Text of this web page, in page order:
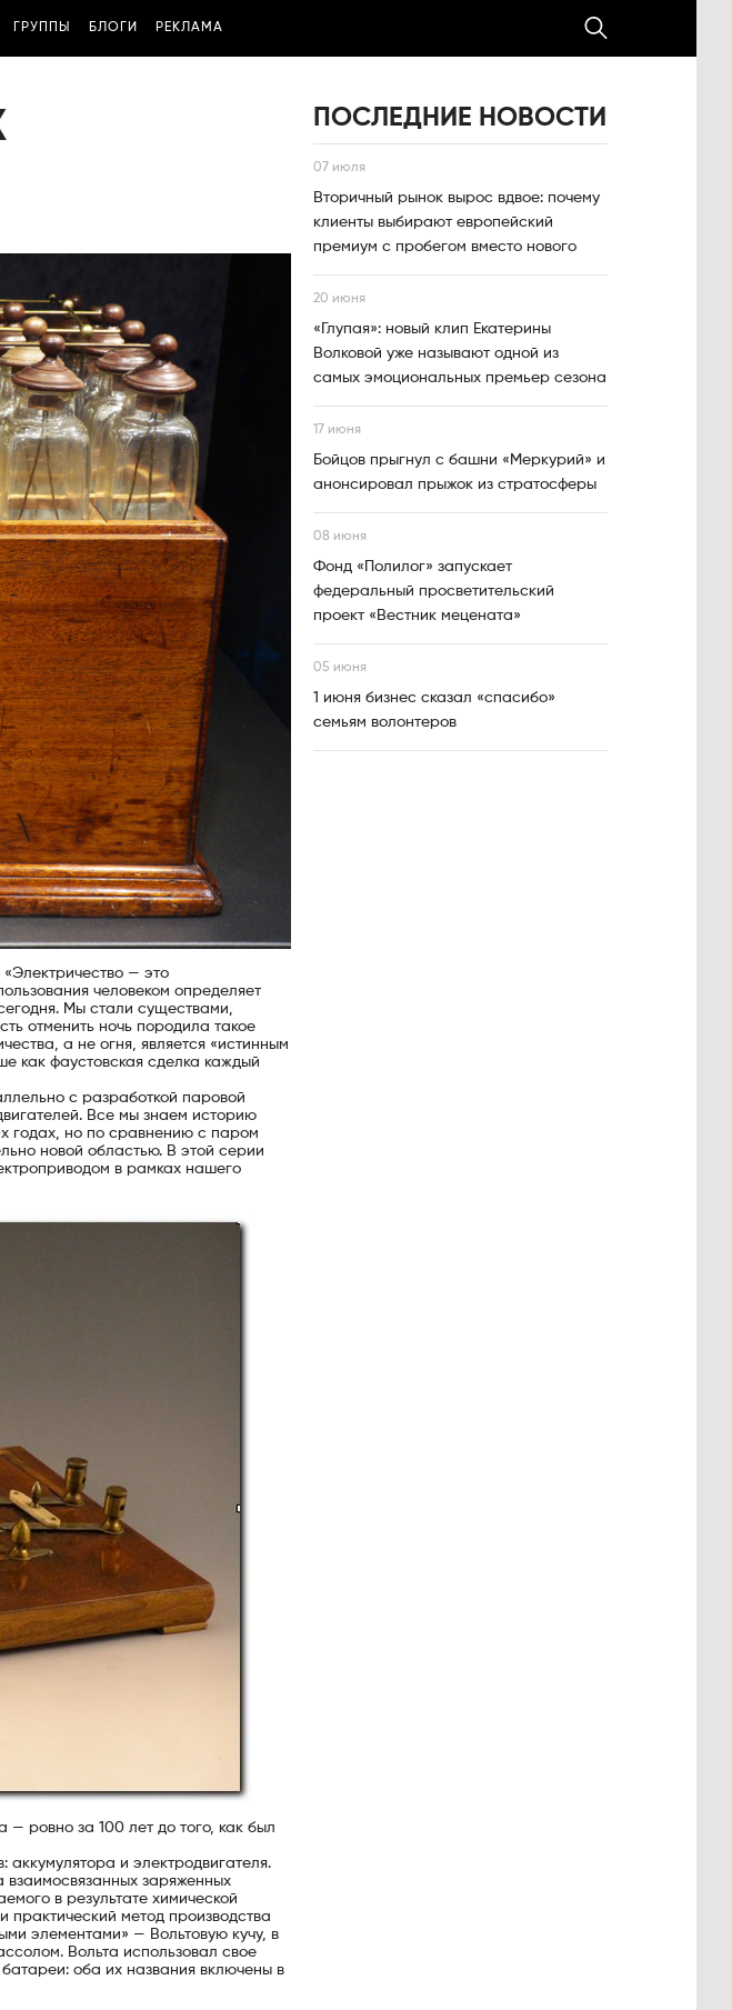
ГРУППЫ БЛОГИ РЕКЛАМА
«Электричество — это
человеком определяет
Мы стали существами,
отменить ночь породила такое
а не огня, является «истинным
как фаустовская сделка каждый
с разработкой паровой
Все мы знаем историю
годах, но по сравнению с паром
новой областью. В этой серии
в рамках нашего
— ровно за 100 лет до того, как был
аккумулятора и электродвигателя.
заряженных
в результате химической
метод производства
элементами» — Вольтовую кучу, в
Вольта использовал свое
оба их названия включены в
ПОСЛЕДНИЕ НОВОСТИ
07 июля
Вторичный рынок вырос вдвое: почему
клиенты выбирают европейский
премиум с пробегом вместо нового
20 июня
«Глупая»: новый клип Екатерины
Волковой уже называют одной из
самых эмоциональных премьер сезона
17 июня
Бойцов прыгнул с башни «Меркурий» и
анонсировал прыжок из стратосферы
08 июня
Фонд «Полилог» запускает
федеральный просветительский
проект «Вестник мецената»
05 июня
1 июня бизнес сказал «спасибо»
семьям волонтеров